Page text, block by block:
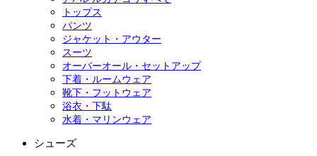
トップス
パンツ
ジャケット・アウター
スーツ
オーバーオール・セットアップ
下着・ルームウェア
靴下・フットウェア
浴衣・下駄
水着・マリンウェア
シューズ